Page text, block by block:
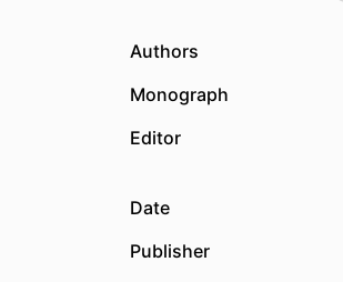
Authors
Monograph
Editor
Date
Publisher